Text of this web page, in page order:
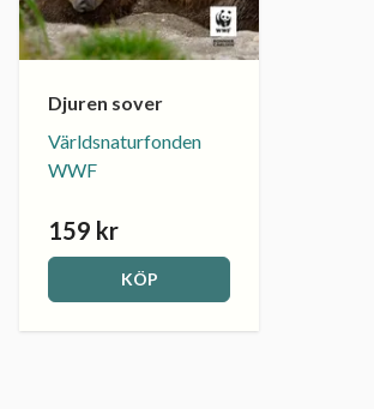
Djuren sover
Världsnaturfonden
WWF
159 kr
KÖP